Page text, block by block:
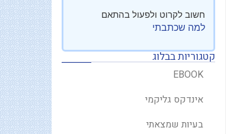
חשוב לקרוט ולפעול בהתאם
למה שכתבתי
קטגוריות בבלוג
EBOOK
אינדקס גליקמי
בעיות שמצאתי